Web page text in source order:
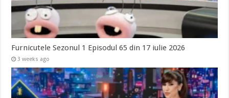
Furnicutele Sezonul 1 Episodul 65 din 17 iulie 2026
3 weeks ago